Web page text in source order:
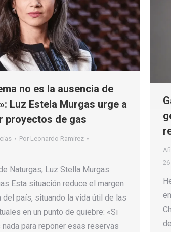
no es la ausencia de
Luz Estela Murgas urge a
proyectos de gas
Por Leonardo Ramirez
Naturgas, Luz Stella Murgas.
Esta situación reduce el margen
del país, situando la vida útil de las
en un punto de quiebre: «Si
para reponer esas reservas